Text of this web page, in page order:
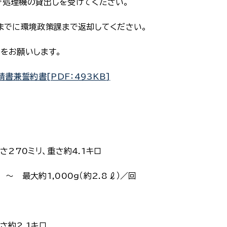
貸出しを受けてください。
政策課まで返却してください。
いします。
書兼誓約書[PDF：493KB]
リ、重さ約4.1キロ
約1,000g（約2.8 ℓ）／回